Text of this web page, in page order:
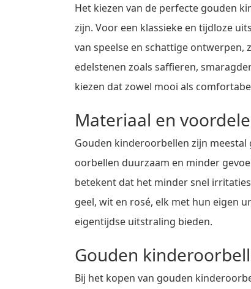
Het kiezen van de perfecte gouden
zijn. Voor een klassieke en tijdloze
van speelse en schattige ontwerpen,
edelstenen zoals saffieren,
kiezen dat zowel mooi als
Materiaal en
Gouden kinderoorbellen zijn
oorbellen duurzaam en minder
betekent dat het minder snel
geel, wit en rosé, elk met hun eigen
eigentijdse uitstraling bieden.
Gouden
Bij het kopen van gouden